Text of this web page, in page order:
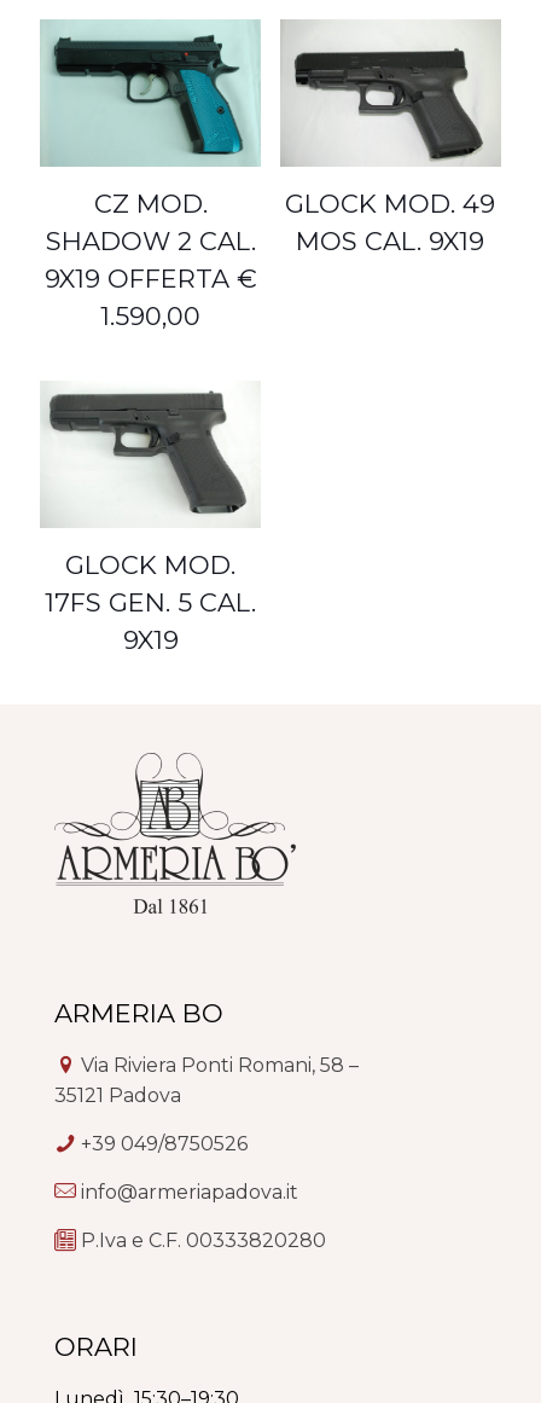
CZ MOD.
SHADOW 2 CAL.
9X19 OFFERTA €
1.590,00
GLOCK MOD. 49
MOS CAL. 9X19
GLOCK MOD.
17FS GEN. 5 CAL.
9X19
ARMERIA BO
Via Riviera Ponti Romani, 58 –
35121 Padova
+39 049/8750526
info@armeriapadova.it
P.Iva e C.F. 00333820280
ORARI